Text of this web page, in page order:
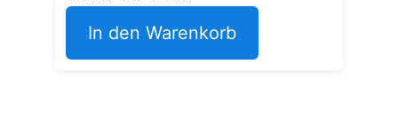
In den Warenkorb